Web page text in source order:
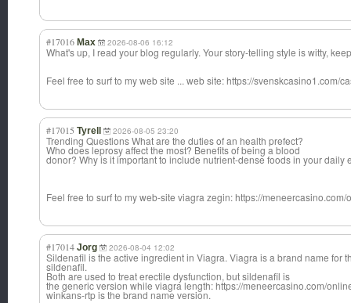
#17016 Max 2026-08-06 16:12
What's up, I read your blog regularly. Your story-telling style is witty,
Feel free to surf to my web site ... web site: https://svenskcasino1.com/
#17015 Tyrell 2026-08-05 23:20
Trending Questions What are the duties of an health prefect?
Who does leprosy affect the most? Benefits of being a blood
donor? Why is it important to include nutrient-dense foods in your daily
Feel free to surf to my web-site viagra zegin: https://
#17014 Jorg 2026-08-04 12:02
Sildenafil is the active ingredient in Viagra. Viagra is a brand name for
sildenafil.
Both are used to treat erectile dysfunction, but sildenafil is
the generic version while viagra length: https://meneercasino.com/
winkans-rtp is the brand name version.